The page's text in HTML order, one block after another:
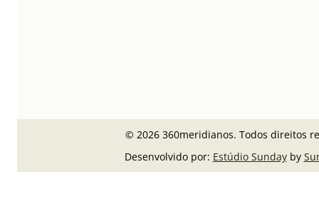
© 2026 360meridianos. Todos direitos
Desenvolvido por: Estúdio Sundayby